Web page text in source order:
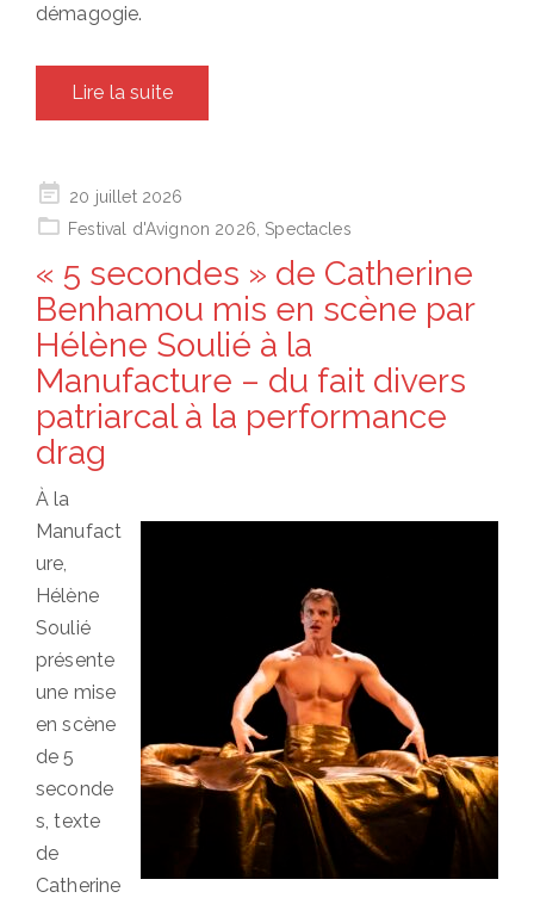
démagogie.
Lire la suite
Posted
on
20 juillet 2026
Festival d'Avignon 2026 Spectacles
« 5 secondes » de Catherine
Benhamou mis en scène par
Hélène Soulié à la
Manufacture – du fait divers
patriarcal à la performance
drag
À la
Manufact
ure,
Hélène
Soulié
présente
une mise
en scène
de 5
seconde
s, texte
de
Catherine